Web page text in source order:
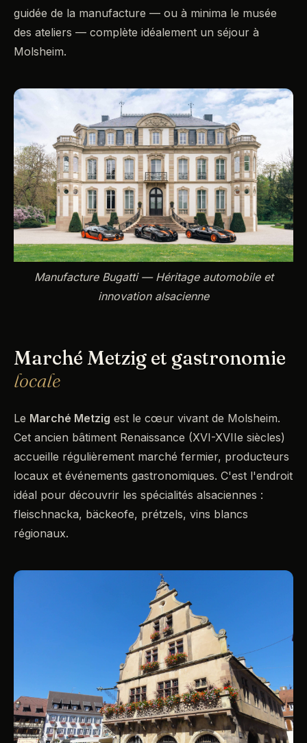
guidée de la manufacture — ou à minima le musée
des ateliers — complète idéalement un séjour à
Molsheim.
Manufacture Bugatti — Héritage automobile et
innovation alsacienne
Marché Metzig et gastronomie
locale
Le Marché Metzig est le cœur vivant de Molsheim.
Cet ancien bâtiment Renaissance (XVI-XVIIe siècles)
accueille régulièrement marché fermier, producteurs
locaux et événements gastronomiques. C'est l'endroit
idéal pour découvrir les spécialités alsaciennes :
fleischnacka, bäckeofe, prétzels, vins blancs
régionaux.